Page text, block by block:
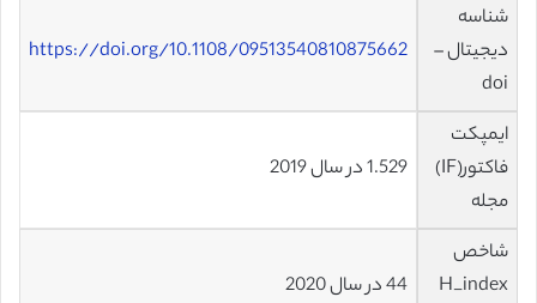
شناسه
دیجیتال –
doi
https://doi.org/10.1108/09513540810875662
ایمپکت
فاکتور(IF)
مجله
1.529 در سال 2019
شاخص
H_index
44 در سال 2020